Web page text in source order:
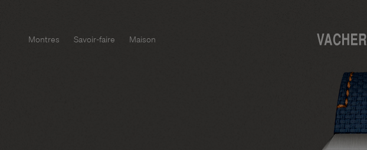
Montres Savoir-faire Maison